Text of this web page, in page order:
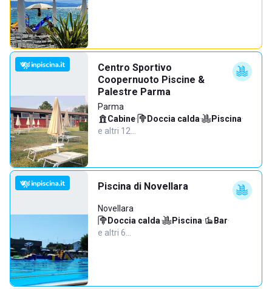
Centro Sportivo
Coopernuoto Piscine &
Palestre Parma
Parma
Cabine· Doccia calda· Piscina·
e altri 12…
Piscina di Novellara
Novellara
Doccia calda· Piscina· Bar·
e altri 6…